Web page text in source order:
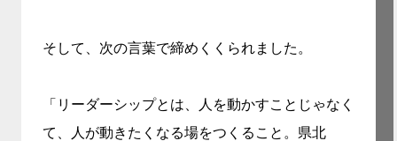
そして、次の言葉で締めくくられました。
「リーダーシップとは、人を動かすことじゃなく
て、人が動きたくなる場をつくること。県北